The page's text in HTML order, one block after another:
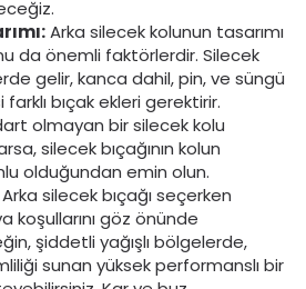
Arka silecek kolunun tasarımı
da önemli faktörlerdir. Silecek
gelir, kanca dahil, pin, ve süngü
farklı bıçak ekleri gerektirir.
olmayan bir silecek kolu
silecek bıçağının kolun
olduğundan emin olun.
Arka silecek bıçağı seçerken
koşullarını göz önünde
şiddetli yağışlı bölgelerde,
sunan yüksek performanslı bir